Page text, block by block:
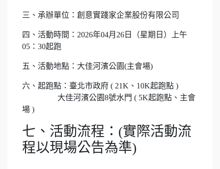
三、承辦單位：創意實踐家企業股份有限公司
四、活動時間：2026年04月26日（星期日）上午
05：30起跑
五、活動地點：大佳河濱公園(主會場)
六、起跑點：臺北市政府 ( 21K、10K起跑點 )
大佳河濱公園8號水門 ( 5K起跑點、主會
場 )
七、活動流程：(實際活動流
程以現場公告為準)